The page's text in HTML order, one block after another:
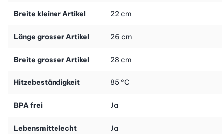
Breite kleiner Artikel 22 cm
Länge grosser Artikel 26 cm
Breite grosser Artikel 28 cm
Hitzebeständigkeit 85 °C
BPA frei Ja
Lebensmittelecht Ja